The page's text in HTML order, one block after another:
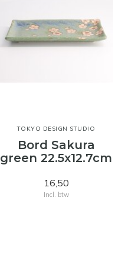
TOKYO DESIGN STUDIO
Bord Sakura
green 22.5x12.7cm
16,50
Incl. btw